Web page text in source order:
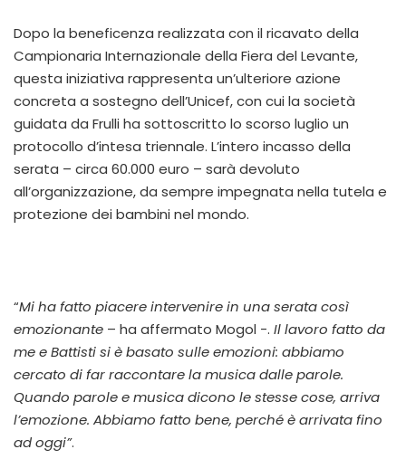
Dopo la beneficenza realizzata con il ricavato della
Campionaria Internazionale della Fiera del Levante,
questa iniziativa rappresenta un’ulteriore azione
concreta a sostegno dell’Unicef, con cui la società
guidata da Frulli ha sottoscritto lo scorso luglio un
protocollo d’intesa triennale. L’intero incasso della
serata – circa 60.000 euro – sarà devoluto
all’organizzazione, da sempre impegnata nella tutela e
protezione dei bambini nel mondo.
“Mi ha fatto piacere intervenire in una serata così
emozionante – ha affermato Mogol -. Il lavoro fatto da
me e Battisti si è basato sulle emozioni: abbiamo
cercato di far raccontare la musica dalle parole.
Quando parole e musica dicono le stesse cose, arriva
l’emozione. Abbiamo fatto bene, perché è arrivata fino
ad oggi”.